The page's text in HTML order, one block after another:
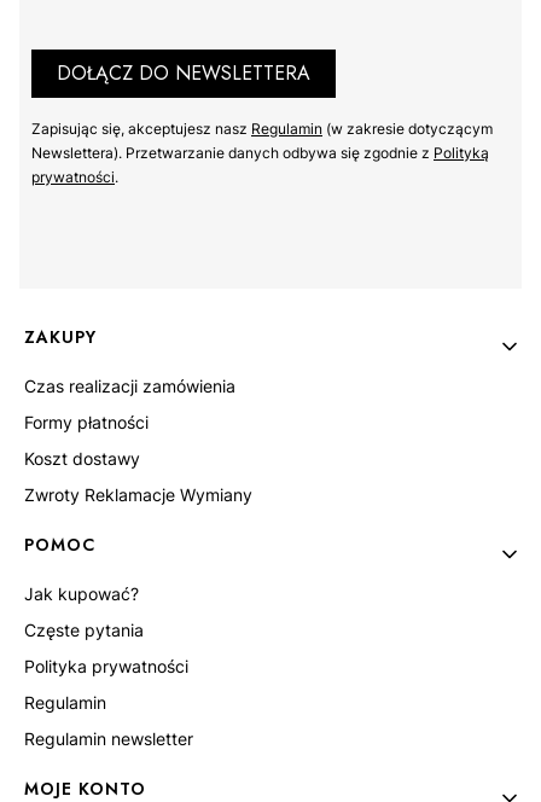
DOŁĄCZ DO NEWSLETTERA
Zapisując się, akceptujesz nasz ​ Regulamin ​​​ (w zakresie dotyczącym
Newslettera). Przetwarzanie danych odbywa się zgodnie z ​ Polityką
prywatności​​​.
Linki w stopce
ZAKUPY
Czas realizacji zamówienia
Formy płatności
Koszt dostawy
Zwroty Reklamacje Wymiany
POMOC
Jak kupować?
Częste pytania
Polityka prywatności
Regulamin
Regulamin newsletter
MOJE KONTO